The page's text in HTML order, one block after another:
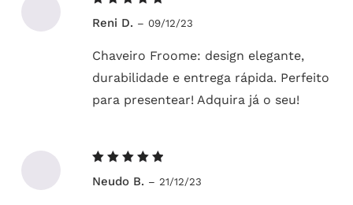
5de 5
Reni D. – 09/12/23
Chaveiro Froome: design elegante,
durabilidade e entrega rápida. Perfeito
para presentear! Adquira já o seu!
5de 5
Neudo B. – 21/12/23